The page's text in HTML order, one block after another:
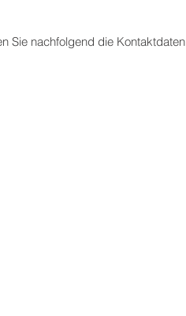
Sie nachfolgend die Kontaktdaten